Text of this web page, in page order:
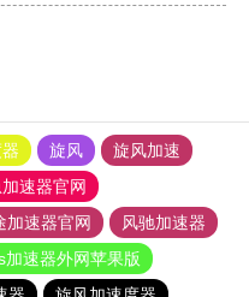
旋风
旋风加速
速器官网
加速器官网
风驰加速器
加速器外网苹果版